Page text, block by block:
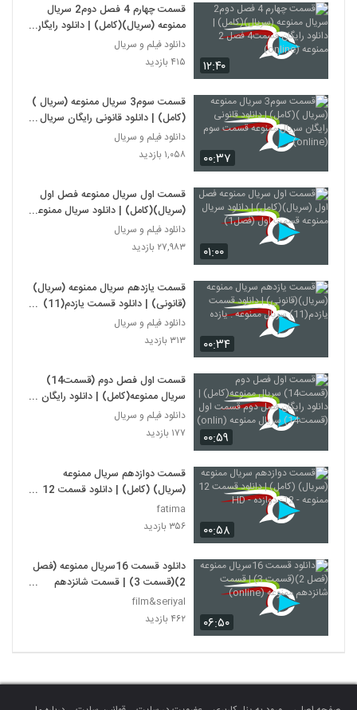
۱۲:۴۰
قسمت چهارم 4 فصل دوم2 سریال
ممنوعه (سریال)(کامل) | دانلود رایگان
قسمت4 فصل 2 ممنوعه (online)
دانلود فیلم و سریال
۴۱۵ بازدید
۰۰:۳۷
قسمت سوم3 سریال ممنوعه (سریال )
(کامل) | دانلود قانونی رایگان سریال
ممنوعه قسمت سوم (online)
دانلود فیلم و سریال
۱,۰۵۸ بازدید
۰۱:۰۰
قسمت اول سریال ممنوعه فصل اول
(سریال)(کامل) | دانلود سریال ممنوعه
قسمت اول (فصل1)
دانلود فیلم و سریال
۲۷,۹۸۳ بازدید
۰۰:۳۴
قسمت یازدهم سریال ممنوعه (سریال)
(قانونی) | دانلود قسمت یازدم(11)
سریال ممنوعه . یازده
دانلود فیلم و سریال
۳۱۳ بازدید
۰۰:۵۹
قسمت اول فصل دوم (قسمت14)
سریال ممنوعه(کامل) | دانلود رایگان
سریال ممنوعه (onlin)
دانلود فیلم و سریال
۱۷۷ بازدید
۰۰:۵۸
قسمت دوازدهم سریال ممنوعه
(سریال) (کامل) | دانلود قسمت 12
ممنوعه - 12- دوازده - HD
fatima
۳۵۶ بازدید
۰۶:۵۰
دانلود قسمت 16سریال ممنوعه (فصل
2)(قسمت 3) | قسمت شانزدهم
ممنوعه (online)
film&seriyal
۴۶۲ بازدید